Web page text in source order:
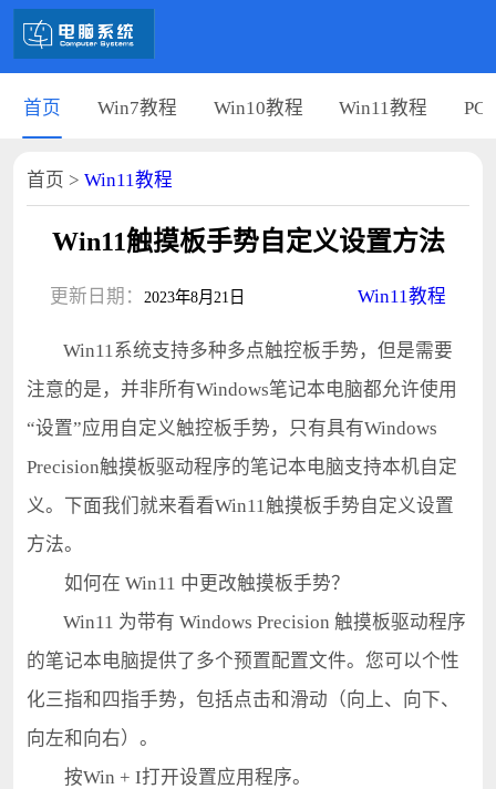
首页 Win7教程 Win10教程 Win11教程 PC
首页 > Win11教程
Win11触摸板手势自定义设置方法
更新日期： 2023年8月21日 Win11教程
Win11系统支持多种多点触控板手势，但是需要
注意的是，并非所有Windows笔记本电脑都允许使用
“设置”应用自定义触控板手势，只有具有Windows
Precision触摸板驱动程序的笔记本电脑支持本机自定
义。下面我们就来看看Win11触摸板手势自定义设置
方法。
如何在 Win11 中更改触摸板手势？
Win11 为带有 Windows Precision 触摸板驱动程序
的笔记本电脑提供了多个预置配置文件。您可以个性
化三指和四指手势，包括点击和滑动（向上、向下、
向左和向右）。
按Win + I打开设置应用程序。